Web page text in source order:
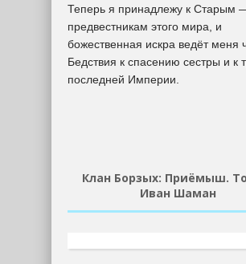
Теперь я принадлежу к Старым
предвестникам этого мира, и
божественная искра ведёт меня
Бедствия к спасению сестры и к
последней Империи.
Клан Борзых: Приёмыш.
Иван Шаман